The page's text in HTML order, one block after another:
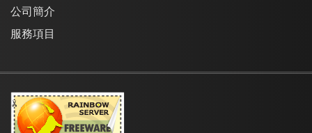
公司簡介
服務項目